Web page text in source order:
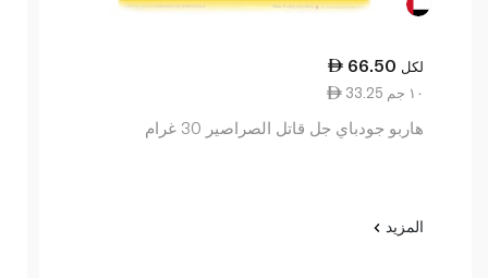
66.50 لكل
33.25 ١٠ جم
هاربو جودباي جل قاتل الصراصير 30 غرام
المزيد